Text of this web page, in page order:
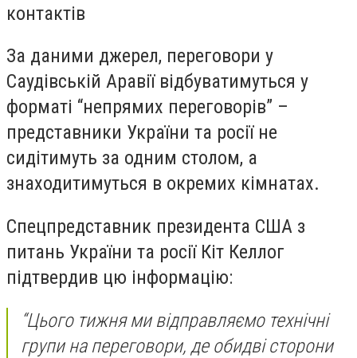
контактів
За даними джерел, переговори у
Саудівській Аравії відбуватимуться у
форматі “непрямих переговорів” –
представники України та росії не
сидітимуть за одним столом, а
знаходитимуться в окремих кімнатах.
Спецпредставник президента США з
питань України та росії Кіт Келлог
підтвердив цю інформацію:
“Цього тижня ми відправляємо технічні
групи на переговори, де обидві сторони